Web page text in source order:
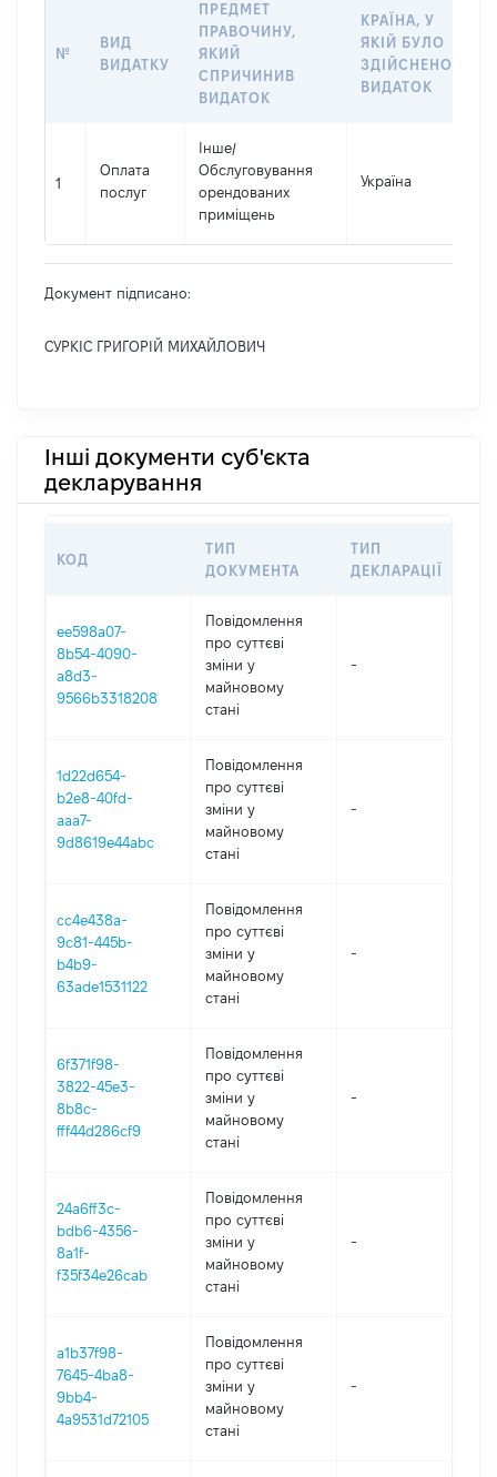
№
ВИД
ВИДАТКУ
ПРЕДМЕТ
ПРАВОЧИНУ,
ЯКИЙ
СПРИЧИНИВ
ВИДАТОК
КРАЇНА, У
ЯКІЙ БУЛО
ЗДІЙСНЕНО
ВИДАТОК
1
Оплата
послуг
Інше/
Обслуговування
орендованих
приміщень
Україна
Документ підписано:
СУРКІС ГРИГОРІЙ МИХАЙЛОВИЧ
Інші документи суб'єкта
декларування
КОД
ТИП
ДОКУМЕНТА
ТИП
ДЕКЛАРАЦІЇ
ee598a07-
8b54-4090-
a8d3-
9566b3318208
Повідомлення
про суттєві
зміни y
майновому
стані
-
1d22d654-
b2e8-40fd-
aaa7-
9d8619e44abc
Повідомлення
про суттєві
зміни y
майновому
стані
-
cc4e438a-
9c81-445b-
b4b9-
63ade1531122
Повідомлення
про суттєві
зміни y
майновому
стані
-
6f371f98-
3822-45e3-
8b8c-
fff44d286cf9
Повідомлення
про суттєві
зміни y
майновому
стані
-
24a6ff3c-
bdb6-4356-
8a1f-
f35f34e26cab
Повідомлення
про суттєві
зміни y
майновому
стані
-
a1b37f98-
7645-4ba8-
9bb4-
4a9531d72105
Повідомлення
про суттєві
зміни y
майновому
стані
-